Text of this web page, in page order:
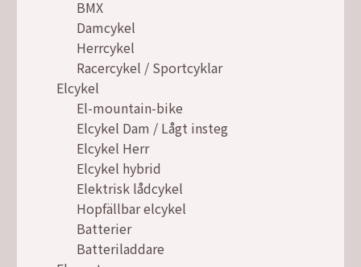
BMX
Damcykel
Herrcykel
Racercykel / Sportcyklar
Elcykel
El-mountain-bike
Elcykel Dam / Lågt insteg
Elcykel Herr
Elcykel hybrid
Elektrisk lådcykel
Hopfällbar elcykel
Batterier
Batteriladdare